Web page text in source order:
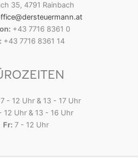
35, 4791 Rainbach
+43 7716 8361 0
+43 7716 8361 14
7 - 12 Uhr & 13 - 17 Uhr
Uhr & 13 - 16 Uhr
Fr:7 - 12 Uhr